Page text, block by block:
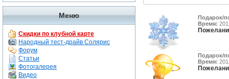
Меню
Скидки по клубной карте
Народный тест-драйв Солярис
Форум
Статьи
Фотогалерея
Видео
Подарок/
Время:
Подарок/
Время: